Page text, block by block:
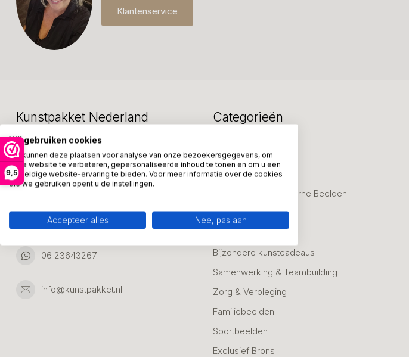
9,5
Klantenservice
Kunstpakket Nederland
Adresgegevens:
Ambachtsweg 46
3542DH Utrecht
Nederland
06 23643267
06 23643267
info@kunstpakket.nl
Categorieën
Bedanken
Jubileum & Afscheid
Alle Bronzen & Moderne Beelden
Geslaagd
Huwelijk
Bijzondere kunstcadeaus
Samenwerking & Teambuilding
Zorg & Verpleging
Familiebeelden
Sportbeelden
Exclusief Brons
Wij gebruiken cookies
We kunnen deze plaatsen voor analyse van onze bezoekersgegevens, om
onze website te verbeteren, gepersonaliseerde inhoud te tonen en om u een
geweldige website-ervaring te bieden. Voor meer informatie over de cookies
die we gebruiken opent u de instellingen.
Accepteer alles Nee, pas aan